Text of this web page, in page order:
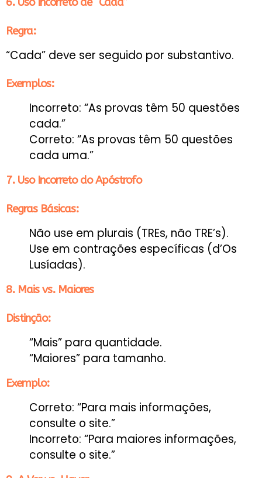
Regra:
“Cada” deve ser seguido por substantivo.
Exemplos:
Incorreto: “As provas têm 50 questões
cada.”
Correto: “As provas têm 50 questões
cada uma.”
7. Uso Incorreto do Apóstrofo
Regras Básicas:
Não use em plurais (TREs, não TRE’s).
Use em contrações específicas (d’Os
Lusíadas).
8. Mais vs. Maiores
Distinção:
“Mais” para quantidade.
“Maiores” para tamanho.
Exemplo:
Correto: “Para mais informações,
consulte o site.”
Incorreto: “Para maiores informações,
consulte o site.”